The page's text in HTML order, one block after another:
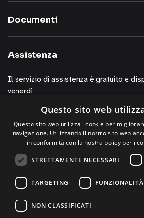
servizi,
informazioni
corsi
nostra
società,
presentazioni
iniziative
P.R.,
di
studi,
di
convegni,
anche
Documenti
Assistenza
Il servizio di assistenza è gratuito e
venerdì
dalle 10.00 alle 13.00
dalle 14.00 alle 19.00
contattando i numeri
+39 02 30076303
+39 320 0125844 (via
Questo sito web
Questo sito web utilizza i cookie per
navigazione. Utilizzando il nostro sito web
in conformità con la nostra policy per i
STRETTAMENTE NECESSARI
TARGETING FUNZIONALITÀ
NON CLASSIFICATI